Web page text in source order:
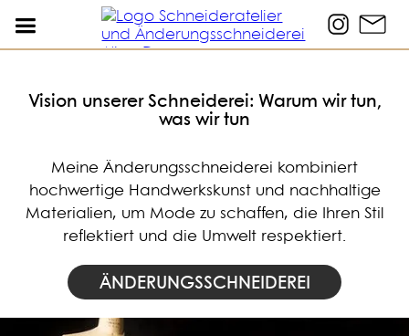
Vision unserer Schneiderei: Warum wir tun,
was wir tun
Meine Änderungsschneiderei kombiniert
hochwertige Handwerkskunst und nachhaltige
Materialien, um Mode zu schaffen, die Ihren Stil
reflektiert und die Umwelt respektiert.
ÄNDERUNGSSCHNEIDEREI